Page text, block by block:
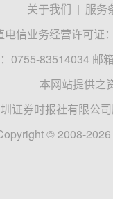
关于我们 | 服务
电信业务经营许可证
0755-83514034 邮箱
本网站提供之
证券时报社有限公
© 2008-